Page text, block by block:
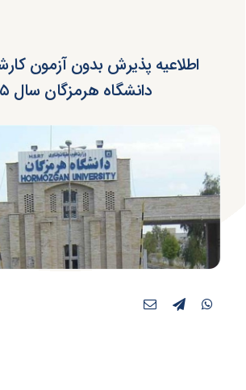
اطلاعیه پذیرش بدون آزمون
دانشگاه هرمزگان سال ۱۳۹۵